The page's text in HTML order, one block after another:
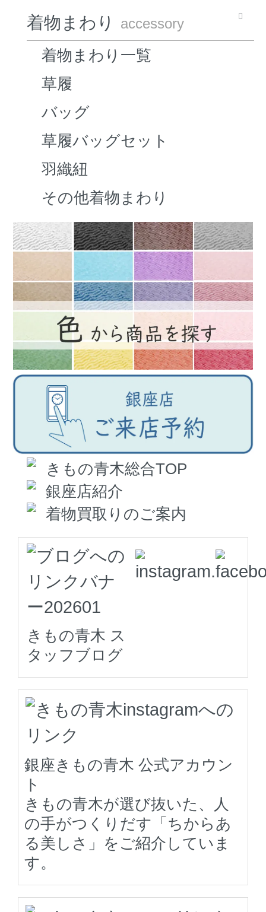
着物まわり accessory
着物まわり一覧
草履
バッグ
草履バッグセット
羽織紐
その他着物まわり
きもの青木総合TOP
銀座店紹介
着物買取りのご案内
きもの青木 ス
タッフブログ
銀座きもの青木 公式アカウン
ト
きもの青木が選び抜いた、人
の手がつくりだす「ちからあ
る美しさ」をご紹介していま
す。